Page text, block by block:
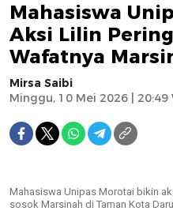
Mahasiswa
Aksi Lilin
Wafatnya
Mirsa Saibi
Minggu, 10 Mei 2026 | 20:49
Mahasiswa Unipas Morotai bikin
sosok Marsinah di Taman Kota